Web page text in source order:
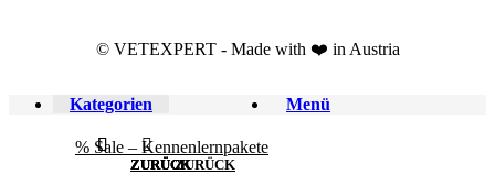
© VETEXPERT - Made with ❤️ in Austria
Menü
Kategorien
% Sale – Kennenlernpakete
ZURÜCK
ZURÜCK
ZURÜCKZURÜCK